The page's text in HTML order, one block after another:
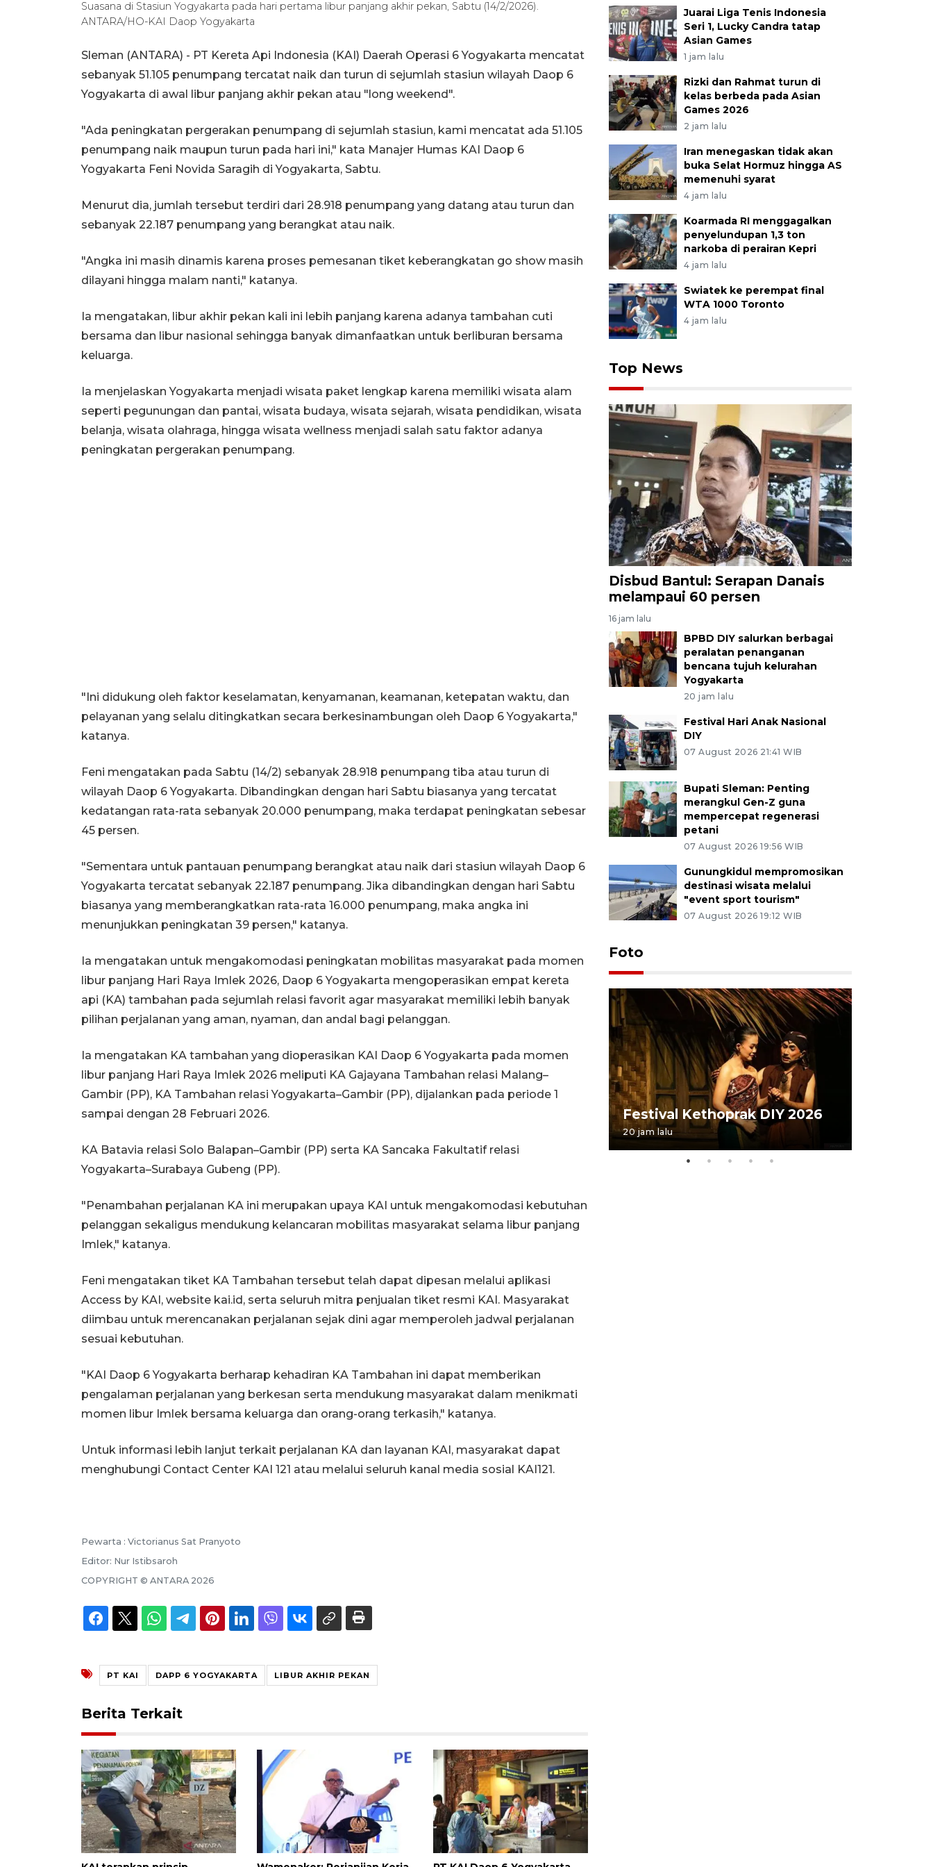
Suasana di Stasiun Yogyakarta pada hari pertama libur panjang akhir pekan, Sabtu (14/2/2026).
ANTARA/HO-KAI Daop Yogyakarta
Sleman (ANTARA) - PT Kereta Api Indonesia (KAI) Daerah Operasi 6 Yogyakarta mencatat
sebanyak 51.105 penumpang tercatat naik dan turun di sejumlah stasiun wilayah Daop 6
Yogyakarta di awal libur panjang akhir pekan atau "long weekend".
"Ada peningkatan pergerakan penumpang di sejumlah stasiun, kami mencatat ada 51.105
penumpang naik maupun turun pada hari ini," kata Manajer Humas KAI Daop 6
Yogyakarta Feni Novida Saragih di Yogyakarta, Sabtu.
Menurut dia, jumlah tersebut terdiri dari 28.918 penumpang yang datang atau turun dan
sebanyak 22.187 penumpang yang berangkat atau naik.
"Angka ini masih dinamis karena proses pemesanan tiket keberangkatan go show masih
dilayani hingga malam nanti," katanya.
Ia mengatakan, libur akhir pekan kali ini lebih panjang karena adanya tambahan cuti
bersama dan libur nasional sehingga banyak dimanfaatkan untuk berliburan bersama
keluarga.
Ia menjelaskan Yogyakarta menjadi wisata paket lengkap karena memiliki wisata alam
seperti pegunungan dan pantai, wisata budaya, wisata sejarah, wisata pendidikan, wisata
belanja, wisata olahraga, hingga wisata wellness menjadi salah satu faktor adanya
peningkatan pergerakan penumpang.
"Ini didukung oleh faktor keselamatan, kenyamanan, keamanan, ketepatan waktu, dan
pelayanan yang selalu ditingkatkan secara berkesinambungan oleh Daop 6 Yogyakarta,"
katanya.
Feni mengatakan pada Sabtu (14/2) sebanyak 28.918 penumpang tiba atau turun di
wilayah Daop 6 Yogyakarta. Dibandingkan dengan hari Sabtu biasanya yang tercatat
kedatangan rata-rata sebanyak 20.000 penumpang, maka terdapat peningkatan sebesar
45 persen.
"Sementara untuk pantauan penumpang berangkat atau naik dari stasiun wilayah Daop 6
Yogyakarta tercatat sebanyak 22.187 penumpang. Jika dibandingkan dengan hari Sabtu
biasanya yang memberangkatkan rata-rata 16.000 penumpang, maka angka ini
menunjukkan peningkatan 39 persen," katanya.
Ia mengatakan untuk mengakomodasi peningkatan mobilitas masyarakat pada momen
libur panjang Hari Raya Imlek 2026, Daop 6 Yogyakarta mengoperasikan empat kereta
api (KA) tambahan pada sejumlah relasi favorit agar masyarakat memiliki lebih banyak
pilihan perjalanan yang aman, nyaman, dan andal bagi pelanggan.
Ia mengatakan KA tambahan yang dioperasikan KAI Daop 6 Yogyakarta pada momen
libur panjang Hari Raya Imlek 2026 meliputi KA Gajayana Tambahan relasi Malang–
Gambir (PP), KA Tambahan relasi Yogyakarta–Gambir (PP), dijalankan pada periode 1
sampai dengan 28 Februari 2026.
KA Batavia relasi Solo Balapan–Gambir (PP) serta KA Sancaka Fakultatif relasi
Yogyakarta–Surabaya Gubeng (PP).
"Penambahan perjalanan KA ini merupakan upaya KAI untuk mengakomodasi kebutuhan
pelanggan sekaligus mendukung kelancaran mobilitas masyarakat selama libur panjang
Imlek," katanya.
Feni mengatakan tiket KA Tambahan tersebut telah dapat dipesan melalui aplikasi
Access by KAI, website kai.id, serta seluruh mitra penjualan tiket resmi KAI. Masyarakat
diimbau untuk merencanakan perjalanan sejak dini agar memperoleh jadwal perjalanan
sesuai kebutuhan.
"KAI Daop 6 Yogyakarta berharap kehadiran KA Tambahan ini dapat memberikan
pengalaman perjalanan yang berkesan serta mendukung masyarakat dalam menikmati
momen libur Imlek bersama keluarga dan orang-orang terkasih," katanya.
Untuk informasi lebih lanjut terkait perjalanan KA dan layanan KAI, masyarakat dapat
menghubungi Contact Center KAI 121 atau melalui seluruh kanal media sosial KAI121.
Pewarta : Victorianus Sat Pranyoto
Editor: Nur Istibsaroh
COPYRIGHT © ANTARA 2026
PT KAI DAPP 6 YOGYAKARTA LIBUR AKHIR PEKAN
Berita Terkait
Juarai Liga Tenis Indonesia
Seri 1, Lucky Candra tatap
Asian Games
1 jam lalu
Rizki dan Rahmat turun di
kelas berbeda pada Asian
Games 2026
2 jam lalu
Iran menegaskan tidak akan
buka Selat Hormuz hingga AS
memenuhi syarat
4 jam lalu
Koarmada RI menggagalkan
penyelundupan 1,3 ton
narkoba di perairan Kepri
4 jam lalu
Swiatek ke perempat final
WTA 1000 Toronto
4 jam lalu
Top News
Disbud Bantul: Serapan Danais
melampaui 60 persen
16 jam lalu
BPBD DIY salurkan berbagai
peralatan penanganan
bencana tujuh kelurahan
Yogyakarta
20 jam lalu
Festival Hari Anak Nasional
DIY
07 August 2026 21:41 WIB
Bupati Sleman: Penting
merangkul Gen-Z guna
mempercepat regenerasi
petani
07 August 2026 19:56 WIB
Gunungkidul mempromosikan
destinasi wisata melalui
"event sport tourism"
07 August 2026 19:12 WIB
Foto
Pasokan hortikultura
Festival Kethoprak DIY 2026
20 jam lalu